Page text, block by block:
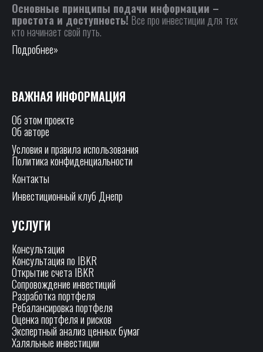
Основные принципы подачи информации –
простота и доступность! Все про инвестиции для тех
кто начинает свой путь.
Подробнее»
ВАЖНАЯ ИНФОРМАЦИЯ
Об этом проекте
Об авторе
Условия и правила использования
Политика конфиденциальности
Контакты
Инвестиционный клуб Днепр
УСЛУГИ
Консультация
Консультация по IBKR
Открытие счета IBKR
Сопровождение инвестиций
Разработка портфеля
Ребалансировка портфеля
Оценка портфеля и рисков
Экспертный анализ ценных бумаг
Халяльные инвестиции